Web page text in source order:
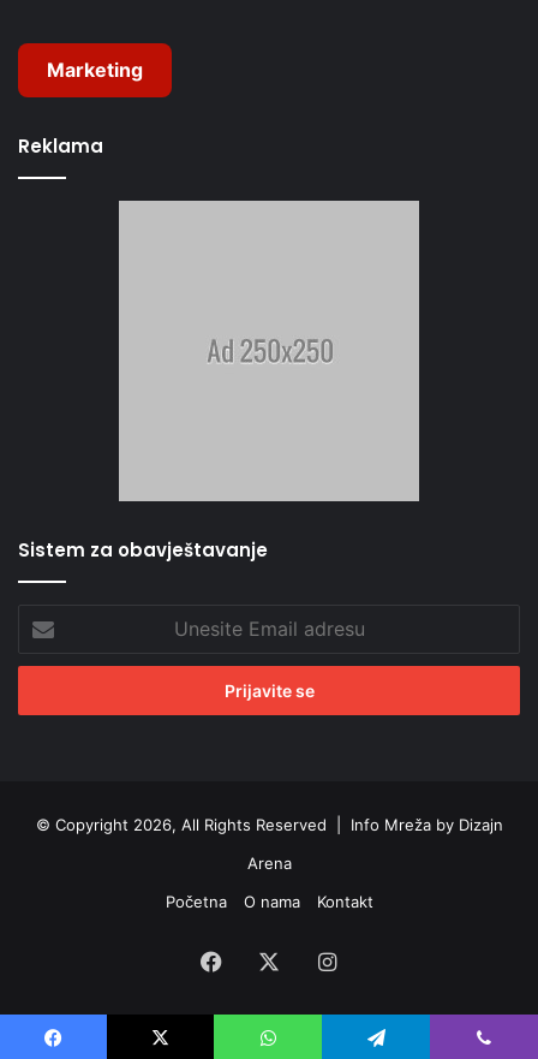
Marketing
Reklama
Sistem za obavještavanje
Email
adresu
© Copyright 2026, All Rights Reserved | Info Mreža by Dizajn
Arena
Početna
O nama Kontakt
Facebook Instagram